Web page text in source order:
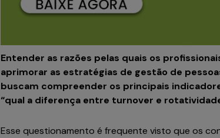
Entender as razões pelas quais os
aprimorar as estratégias de gestão de
buscam compreender os principais
“qual a diferença entre turnover e
Esse questionamento é frequente visto que os